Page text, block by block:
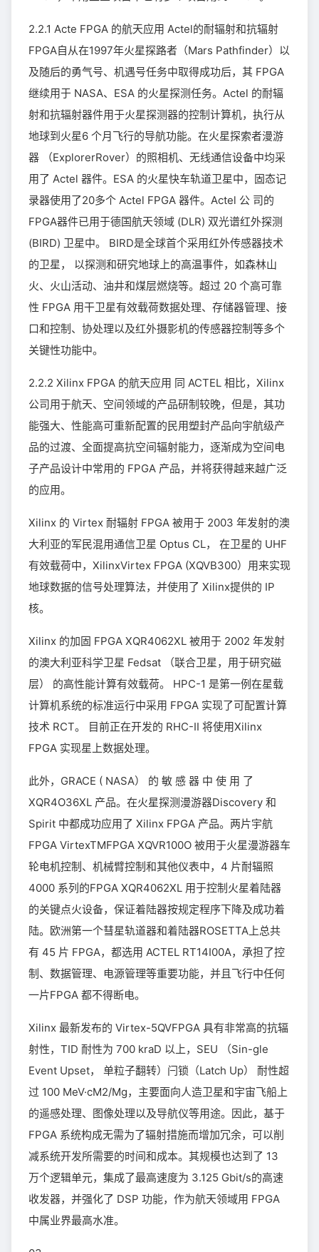
2.2.1 Acte FPGA 的航天应用 Actel的耐辐射和抗辐射
FPGA自从在1997年火星探路者（Mars Pathfinder）以
及随后的勇气号、机遇号任务中取得成功后，其 FPGA
继续用于 NASA、ESA 的火星探测任务。Actel 的耐辐
射和抗辐射器件用于火星探测器的控制计算机，执行从
地球到火星6 个月飞行的导航功能。在火星探索者漫游
器 （ExplorerRover）的照相机、无线通信设备中均采
用了 Actel 器件。ESA 的火星快车轨道卫星中，固态记
录器使用了20多个 Actel FPGA 器件。Actel 公 司的
FPGA器件已用于德国航天领域 (DLR) 双光谱红外探测
(BIRD) 卫星中。 BIRD是全球首个采用红外传感器技术
的卫星， 以探测和研究地球上的高温事件，如森林山
火、火山活动、油井和煤层燃烧等。超过 20 个高可靠
性 FPGA 用干卫星有效载荷数据处理、存储器管理、接
口和控制、协处理以及红外摄影机的传感器控制等多个
关键性功能中。
2.2.2 Xilinx FPGA 的航天应用 同 ACTEL 相比，Xilinx
公司用于航天、空间领域的产品研制较晚，但是，其功
能强大、性能高可重新配置的民用塑封产品向宇航级产
品的过渡、全面提高抗空间辐射能力，逐渐成为空间电
子产品设计中常用的 FPGA 产品，并将获得越来越广泛
的应用。
Xilinx 的 Virtex 耐辐射 FPGA 被用于 2003 年发射的澳
大利亚的军民混用通信卫星 Optus CL， 在卫星的 UHF
有效载荷中，XilinxVirtex FPGA (XQVB300）用来实现
地球数据的信号处理算法，并使用了 Xilinx提供的 IP
核。
Xilinx 的加固 FPGA XQR4062XL 被用于 2002 年发射
的澳大利亚科学卫星 Fedsat （联合卫星，用于研究磁
层） 的高性能计算有效载荷。 HPC-1 是第一例在星载
计算机系统的标准运行中采用 FPGA 实现了可配置计算
技术 RCT。 目前正在开发的 RHC-II 将使用Xilinx
FPGA 实现星上数据处理。
此外，GRACE ( NASA） 的 敏 感 器 中 使 用 了
XQR4O36XL 产品。在火星探测漫游器Discovery 和
Spirit 中都成功应用了 Xilinx FPGA 产品。两片宇航
FPGA VirtexTMFPGA XQVR100O 被用于火星漫游器车
轮电机控制、机械臂控制和其他仪表中，4 片耐辐照
4000 系列的FPGA XQR4062XL 用于控制火星着陆器
的关键点火设备，保证着陆器按规定程序下降及成功着
陆。欧洲第一个彗星轨道器和着陆器ROSETTA上总共
有 45 片 FPGA，都选用 ACTEL RT14I00A，承担了控
制、数据管理、电源管理等重要功能，并且飞行中任何
一片FPGA 都不得断电。
Xilinx 最新发布的 Virtex-5QVFPGA 具有非常高的抗辐
射性，TID 耐性为 700 kraD 以上，SEU （Sin-gle
Event Upset， 单粒子翻转）闩锁（Latch Up） 耐性超
过 100 MeV·cM2/Mg，主要面向人造卫星和宇宙飞船上
的遥感处理、图像处理以及导航仪等用途。因此，基于
FPGA 系统构成无需为了辐射措施而增加冗余，可以削
减系统开发所需要的时间和成本。其规模也达到了 13
万个逻辑单元，集成了最高速度为 3.125 Gbit/s的高速
收发器，并强化了 DSP 功能，作为航天领域用 FPGA
中属业界最高水准。